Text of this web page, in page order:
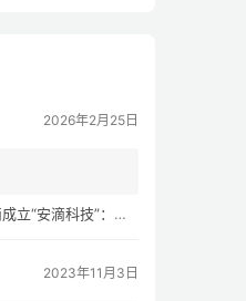
2026年2月25日
：加速 L4 级 Robotaxi 量产
2023年11月3日